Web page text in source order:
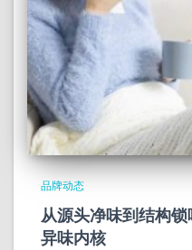
品牌动态
从源头净味到结构
异味内核